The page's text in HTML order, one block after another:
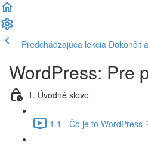
Predchádzajúca lekcia Dokončiť
WordPress: Pre
1. Úvodné slovo
1.1 - Čo je to WordPress